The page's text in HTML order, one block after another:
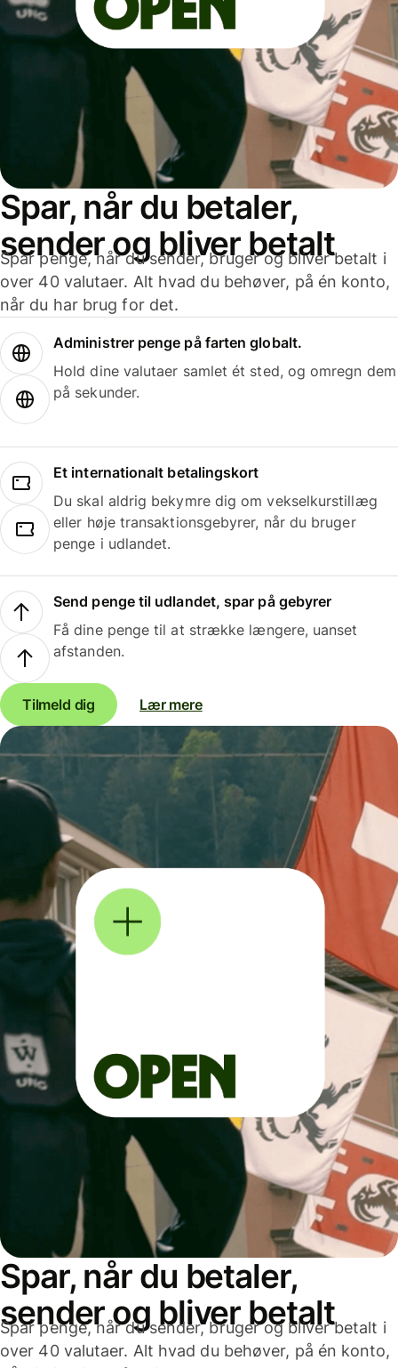
Spar, når du betaler,
sender og bliver betalt
Spar penge, når du sender, bruger og bliver betalt i
over 40 valutaer. Alt hvad du behøver, på én konto,
når du har brug for det.
Administrer penge på farten globalt.
Hold dine valutaer samlet ét sted, og omregn dem
på sekunder.
Et internationalt betalingskort
Du skal aldrig bekymre dig om vekselkurstillæg
eller høje transaktionsgebyrer, når du bruger
penge i udlandet.
Send penge til udlandet, spar på gebyrer
Få dine penge til at strække længere, uanset
afstanden.
Tilmeld dig Lær mere
Spar, når du betaler,
sender og bliver betalt
Spar penge, når du sender, bruger og bliver betalt i
over 40 valutaer. Alt hvad du behøver, på én konto,